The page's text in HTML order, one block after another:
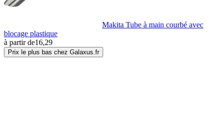
Makita Tube à main courbé avec
blocage plastique
à partir de16,29
Prix le plus bas chez Galaxus.fr